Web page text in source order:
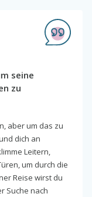
seine
zu
aber um das zu
dich an
Leitern,
um durch die
Reise wirst du
Suche nach